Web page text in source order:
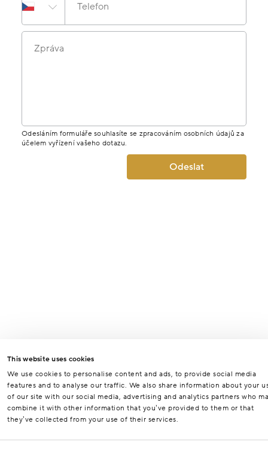
This website uses cookies
We use cookies to personalise content and ads, to provide social media
features and to analyse our traffic. We also share information about your
of our site with our social media, advertising and analytics partners who
combine it with other information that you’ve provided to them or that
they’ve collected from your use of their services.
Telefon
Zpráva
Odesláním formuláře souhlasíte se zpracováním osobních údajů za
účelem vyřízení vašeho dotazu.
Odeslat